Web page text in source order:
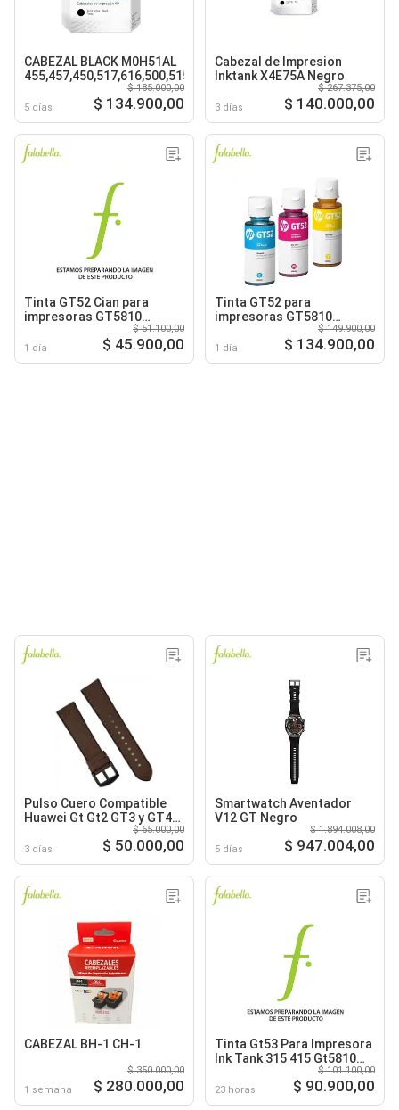
CABEZAL BLACK M0H51AL
455,457,450,517,616,500,515,530,615,618
5 días
$ 185.000,00
$ 134.900,00
Cabezal de Impresion
Inktank X4E75A Negro
3 días
$ 267.375,00
$ 140.000,00
Tinta GT52 Cian para
impresoras GT5810
GT5820 GT315 GT415
1 día
$ 51.100,00
$ 45.900,00
Tinta GT52 para
impresoras GT5810
GT5820 GT315 GT415
KITX3
1 día
$ 149.900,00
$ 134.900,00
Pulso Cuero Compatible
Huawei Gt Gt2 GT3 y GT4
de 46mm pulso 22mm
3 días
$ 65.000,00
$ 50.000,00
Smartwatch Aventador
V12 GT Negro
5 días
$ 1.894.008,00
$ 947.004,00
CABEZAL BH-1 CH-1
1 semana
$ 350.000,00
$ 280.000,00
Tinta Gt53 Para Impresora
Ink Tank 315 415 Gt5810
23 horas
$ 101.100,00
$ 90.900,00